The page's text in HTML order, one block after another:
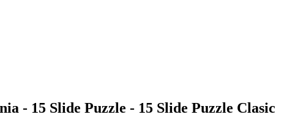
- 15 Slide Puzzle - 15 Slide Puzzle Clasic